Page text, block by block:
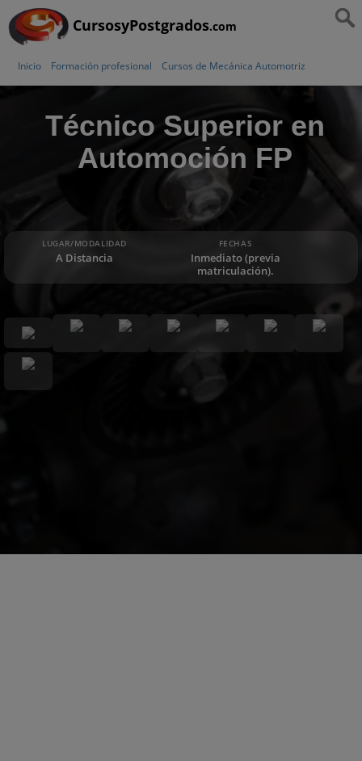
CursosyPostgrados.com
Inicio Formación profesional Cursos de Mecánica Automotriz
Técnico Superior en
Automoción FP
LUGAR/MODALIDAD
A Distancia
FECHAS
Inmediato (previa
matriculación).